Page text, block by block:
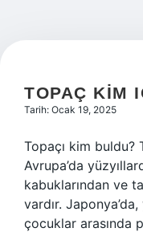
TOPAÇ KIM
Tarih: Ocak 19, 2025
Topaçı kim buldu?
Avrupa’da
kabuklarından ve
vardır.
çocuklar arasında